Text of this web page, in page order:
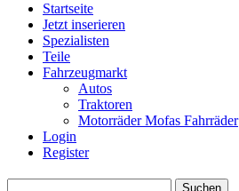
Startseite
Jetzt inserieren
Spezialisten
Teile
Fahrzeugmarkt
Autos
Traktoren
Motorräder Mofas Fahrräder
Login
Register